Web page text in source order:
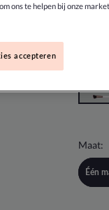
Maat:
Één
ons te helpen bij onze
accepteren